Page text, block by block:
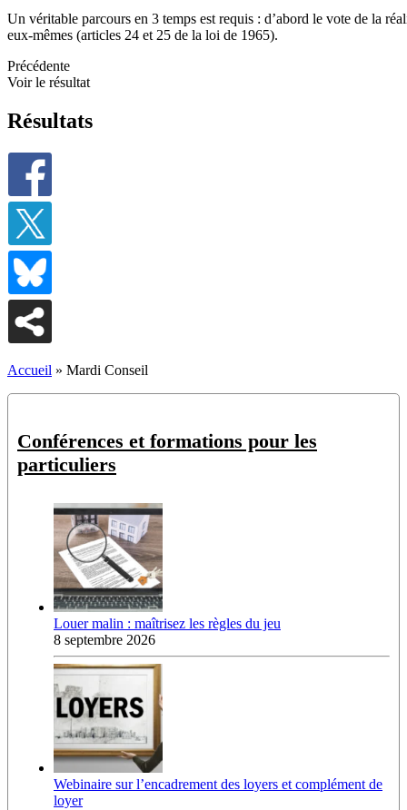
Un véritable parcours en 3 temps est requis : d’abord le vote de la
eux-mêmes (articles 24 et 25 de la loi de 1965).
Précédente
Voir le résultat
Résultats
Accueil » Mardi Conseil
Conférences et formations pour les
particuliers
Louer malin : maîtrisez les règles du jeu
8 septembre 2026
Webinaire sur l’encadrement des loyers et complément de
loyer